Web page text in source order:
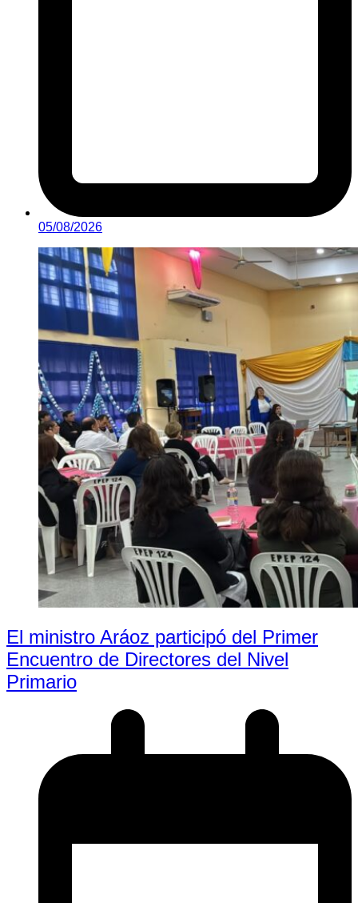
05/08/2026
El ministro Aráoz participó del Primer
Encuentro de Directores del Nivel
Primario